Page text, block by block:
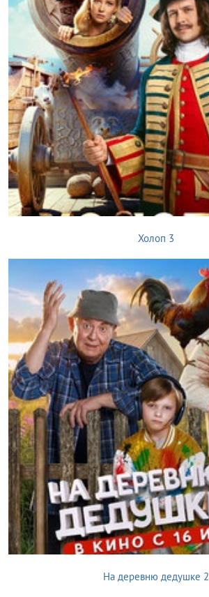
Холоп 3
На деревню дедушке 2